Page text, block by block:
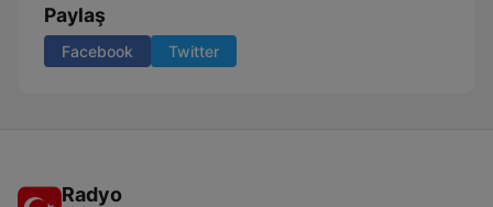
Paylaş
Facebook Twitter
Radyo